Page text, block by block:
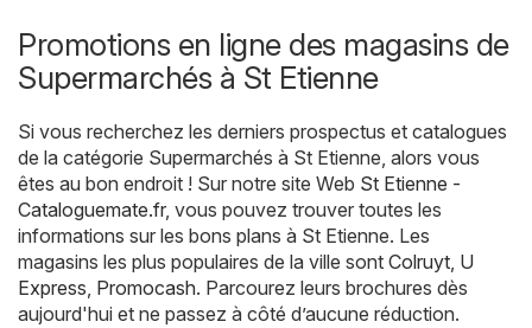
Promotions en ligne des magasins de
Supermarchés à St Etienne
Si vous recherchez les derniers prospectus et catalogues
de la catégorie Supermarchés à St Etienne, alors vous
êtes au bon endroit ! Sur notre site Web St Etienne -
Cataloguemate.fr, vous pouvez trouver toutes les
informations sur les bons plans à St Etienne. Les
magasins les plus populaires de la ville sont Colruyt, U
Express, Promocash. Parcourez leurs brochures dès
aujourd'hui et ne passez à côté d’aucune réduction.